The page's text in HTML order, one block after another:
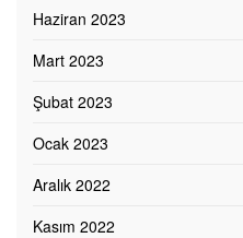
Haziran 2023
Mart 2023
Şubat 2023
Ocak 2023
Aralık 2022
Kasım 2022